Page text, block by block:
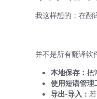
我这样想的：在翻
并不是所有翻译软
本地保存： 把
使用短语管理
导出-导入：